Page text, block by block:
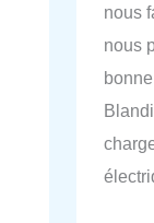
nous
nous